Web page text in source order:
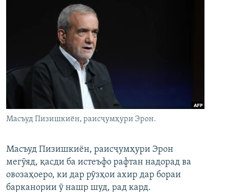
Масъуд Пизишкиён, раисҷумҳури Эрон.
Масъуд Пизишкиён, раисҷумҳури Эрон
мегӯяд, қасди ба истеъфо рафтан надорад ва
овозаҳоеро, ки дар рӯзҳои ахир дар бораи
барканории ӯ нашр шуд, рад кард.